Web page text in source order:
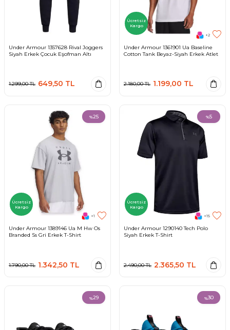
Under Armour 1357628 Rival Joggers
Siyah Erkek Çocuk Eşofman Altı
1.299,00TL 649,50 TL
Ücretsiz
Kargo
+2
Under Armour 1361901 Ua Baseline
Cotton Tank Beyaz-Siyah Erkek Atlet
2.180,00TL 1.199,00 TL
%25
Ücretsiz
Kargo
+1
Under Armour 1389146 Ua M Hw Os
Branded Ss Gri Erkek T-Shirt
1.790,00TL 1.342,50 TL
%5
Ücretsiz
Kargo
+15
Under Armour 1290140 Tech Polo
Siyah Erkek T-Shirt
2.490,00TL 2.365,50 TL
%29 %30